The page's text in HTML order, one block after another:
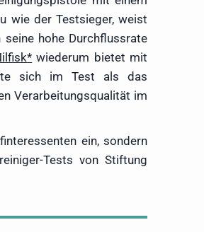
wie der Testsieger, weist
hohe Durchflussrate
wiederum bietet mit
sich im Test als das
Verarbeitungsqualität im
ein, sondern
Tests von Stiftung